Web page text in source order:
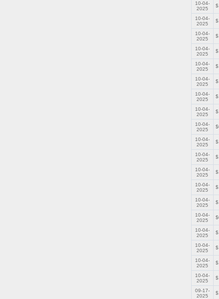
10-04-
2025
10-04-
2025
10-04-
2025
10-04-
2025
10-04-
2025
10-04-
2025
10-04-
2025
10-04-
2025
10-04-
2025
10-04-
2025
10-04-
2025
10-04-
2025
10-04-
2025
10-04-
2025
10-04-
2025
10-04-
2025
10-04-
2025
10-04-
2025
10-04-
2025
09-17-
2025